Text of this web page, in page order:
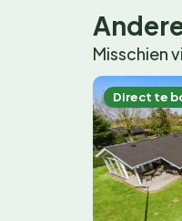
Misschien
Direct te